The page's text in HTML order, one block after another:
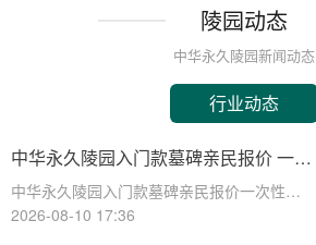
陵园动态
中华永久陵园新闻动态
行业动态
中华永久陵园入门款墓碑亲民报价 一次
性付清享折上折活动详解
中华永久陵园入门款墓碑亲民报价一次性付
清享折上折活动详解☎ 中华永久陵园电
2026-08-10 17:36